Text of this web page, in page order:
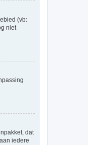
(vb:
niet
dat
iedere